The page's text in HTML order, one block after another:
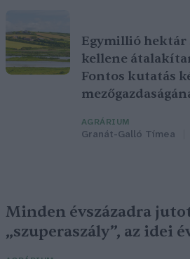
Egymillió
kellene
Fontos kutatás
AGRÁRIUM
Granát-Galló Tímea
Minden évszázadra
„szuperaszály”, az idei